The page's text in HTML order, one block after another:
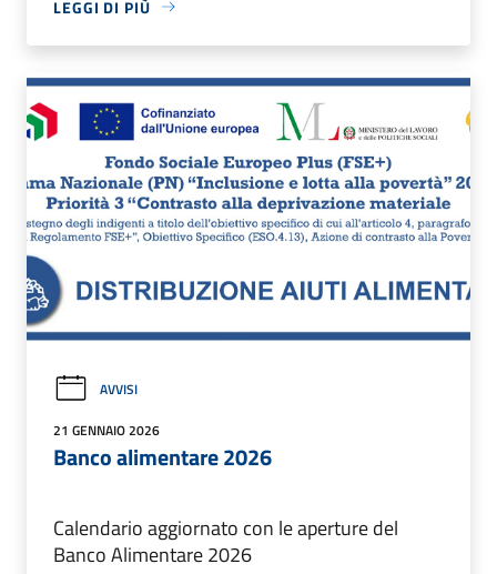
LEGGI DI PIÙ
AVVISI
21 GENNAIO 2026
Banco alimentare 2026
Calendario aggiornato con le aperture del
Banco Alimentare 2026